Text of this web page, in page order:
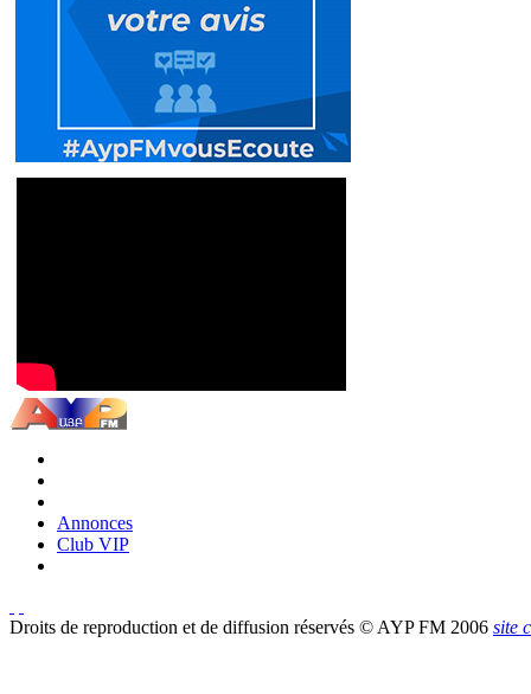
Annonces
Club VIP
Droits de reproduction et de diffusion réservés © AYP FM 2006 site